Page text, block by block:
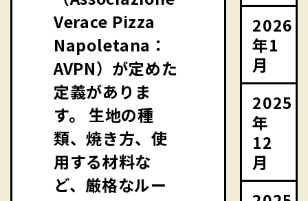
Verace Pizza
Napoletana：
AVPN）が定めた
定義がありま
す。 生地の種
類、焼き方、使
用する材料な
ど、厳格なルー
2026
年1
月
2025
年
12
月